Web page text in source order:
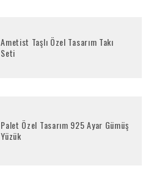
Ametist Taşlı Özel Tasarım Takı
Seti
Palet Özel Tasarım 925 Ayar Gümüş
Yüzük